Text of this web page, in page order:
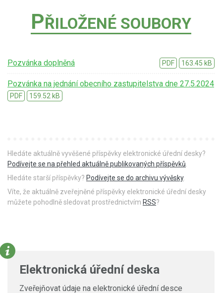
PŘILOŽENÉ SOUBORY
Pozvánka doplněná PDF 163.45 kB
Pozvánka na jednání obecního zastupitelstva dne 27.5.2024
PDF 159.52 kB
Hledáte aktuálně vyvěšené příspěvky elektronické úřední desky?
Podívejte se na přehled aktuálně publikovaných příspěvků
Hledáte starší příspěvky? Podívejte se do archivu vývěsky.
Víte, že aktuálně zveřejněné příspěvky elektronické úřední desky
můžete pohodlně sledovat prostřednictvím RSS?
Elektronická úřední deska
Zveřejňovat údaje na elektronické úřední desce